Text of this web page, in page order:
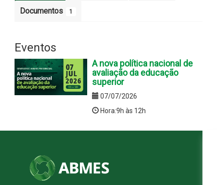
Documentos 1
Eventos
A nova política nacional de
avaliação da educação
superior
07/07/2026
Hora:9h às 12h